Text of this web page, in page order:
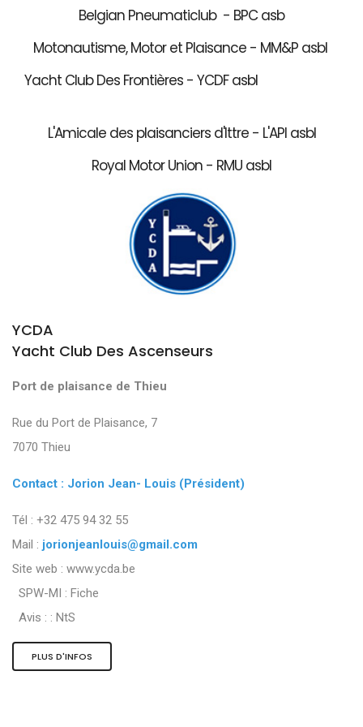
Belgian Pneumaticlub - BPC asb
Motonautisme, Motor et Plaisance - MM&P asbl
Yacht Club Des Frontières - YCDF asbl
L'Amicale des plaisanciers d'Ittre - L'API asbl
Royal Motor Union - RMU asbl
YCDA
Yacht Club Des Ascenseurs
Port de plaisance de Thieu
Rue du Port de Plaisance, 7
7070 Thieu
Contact : Jorion Jean- Louis (Président)
Tél : +32 475 94 32 55
Mail : jorionjeanlouis@gmail.com
Site web : www.ycda.be
SPW-MI : Fiche
Avis : : NtS
PLUS D'INFOS